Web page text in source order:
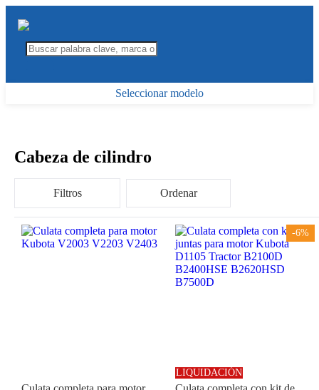
Seleccionar modelo
Cabeza de cilindro
Filtros Ordenar
-6%
LIQUIDACIÓN